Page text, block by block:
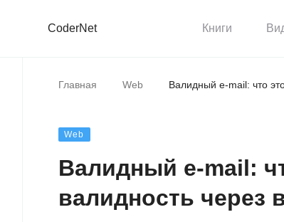
CoderNet Книги
Главная Web Валидный e-mail: что
Web
Валидный e-mail:
валидность через